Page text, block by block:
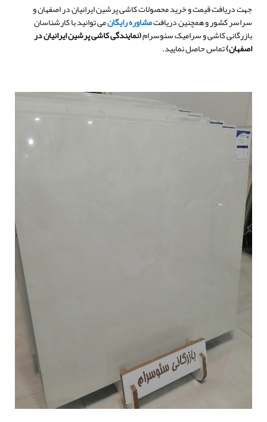
جهت دریافت قیمت و خرید محصولات کاشی پرشین ایرانیان در اصفهان و
سراسر کشور و همچنین دریافتمشاوره رایگانمی توانید با کارشناسان
بازرگانی کاشی و سرامیک سئوسرام(نمایندگی کاشی پرشین ایرانیان در
اصفهان)تماس حاصل نمایید.